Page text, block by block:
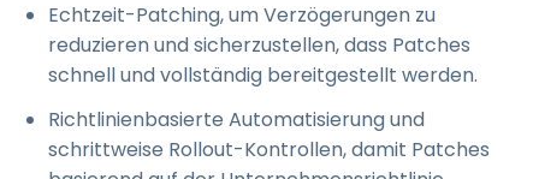
Echtzeit-Patching, um Verzögerungen zu
reduzieren und sicherzustellen, dass Patches
schnell und vollständig bereitgestellt werden.
Richtlinienbasierte Automatisierung und
schrittweise Rollout-Kontrollen, damit Patches